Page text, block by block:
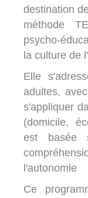
destination
méthode
psycho-
la culture de
Elle
adultes,
s'appliquer
(domicile,
est basée
l'autonomie
Ce